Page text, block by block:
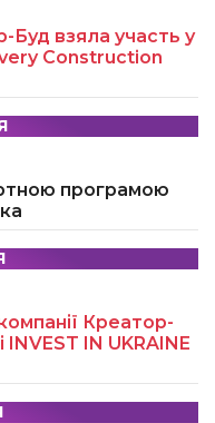
Буд взяла участь у
Construction
програмою
Креатор-
IN UKRAINE